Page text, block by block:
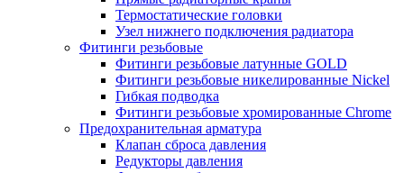
Термостатические головки
Узел нижнего подключения радиатора
Фитинги резьбовые
Фитинги резьбовые латунные GOLD
Фитинги резьбовые никелированные Nickel
Гибкая подводка
Фитинги резьбовые хромированные Chrome
Предохранительная арматура
Клапан сброса давления
Редукторы давления